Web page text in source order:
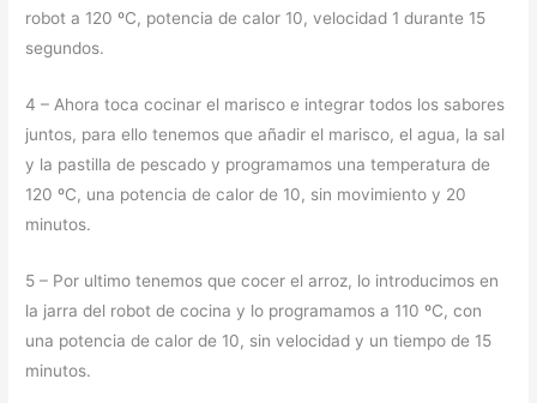
robot a 120 ºC, potencia de calor 10, velocidad 1 durante 15
segundos.
4 – Ahora toca cocinar el marisco e integrar todos los sabores
juntos, para ello tenemos que añadir el marisco, el agua, la sal
y la pastilla de pescado y programamos una temperatura de
120 ºC, una potencia de calor de 10, sin movimiento y 20
minutos.
5 – Por ultimo tenemos que cocer el arroz, lo introducimos en
la jarra del robot de cocina y lo programamos a 110 ºC, con
una potencia de calor de 10, sin velocidad y un tiempo de 15
minutos.